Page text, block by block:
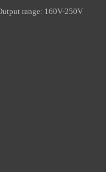
range: 160V-250V